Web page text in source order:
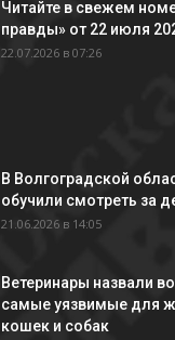
Читайте в свежем
правды» от 22 июля
22.07.2026 в 07:26
В Волгоградской
обучили смотреть за
21.06.2026 в 14:05
Ветеринары назвали
самые уязвимые для
кошек и собак